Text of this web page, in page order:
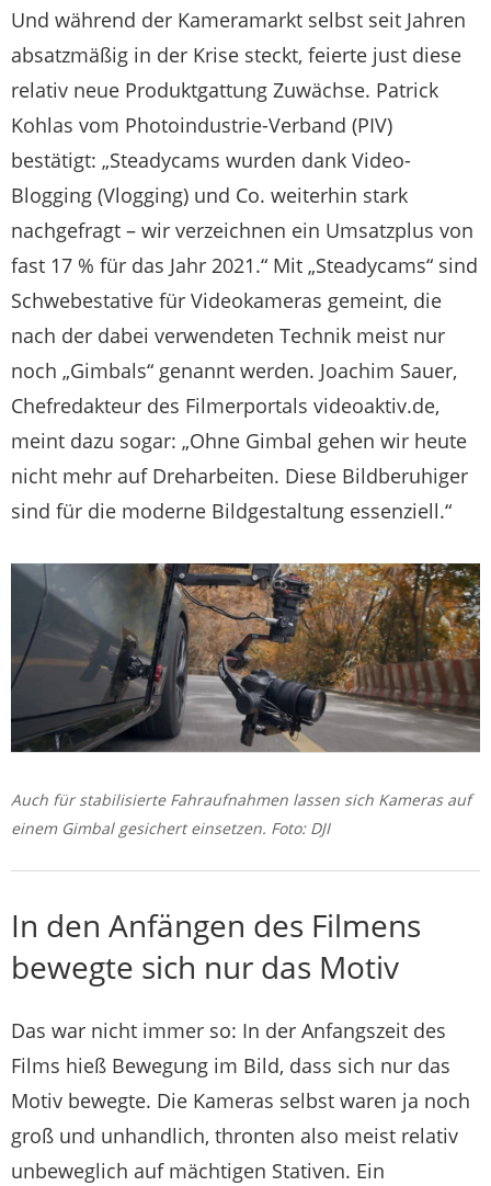
Und während der Kameramarkt selbst seit Jahren
absatzmäßig in der Krise steckt, feierte just diese
relativ neue Produktgattung Zuwächse. Patrick
Kohlas vom Photoindustrie-Verband (PIV)
bestätigt: „Steadycams wurden dank Video-
Blogging (Vlogging) und Co. weiterhin stark
nachgefragt – wir verzeichnen ein Umsatzplus von
fast 17 % für das Jahr 2021.“ Mit „Steadycams“ sind
Schwebestative für Videokameras gemeint, die
nach der dabei verwendeten Technik meist nur
noch „Gimbals“ genannt werden. Joachim Sauer,
Chefredakteur des Filmerportals videoaktiv.de,
meint dazu sogar: „Ohne Gimbal gehen wir heute
nicht mehr auf Dreharbeiten. Diese Bildberuhiger
sind für die moderne Bildgestaltung essenziell.“
Auch für stabilisierte Fahraufnahmen lassen sich Kameras auf
einem Gimbal gesichert einsetzen. Foto: DJI
In den Anfängen des Filmens
bewegte sich nur das Motiv
Das war nicht immer so: In der Anfangszeit des
Films hieß Bewegung im Bild, dass sich nur das
Motiv bewegte. Die Kameras selbst waren ja noch
groß und unhandlich, thronten also meist relativ
unbeweglich auf mächtigen Stativen. Ein